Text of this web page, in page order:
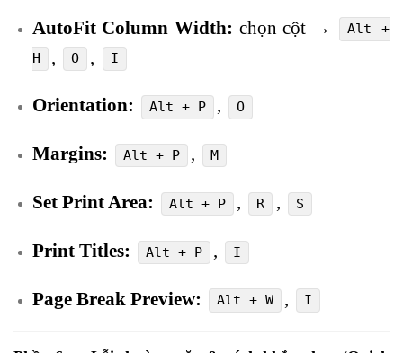
AutoFit Column Width: chọn cột →
Alt +
H
O I
Orientation: Alt + P , O
Margins: Alt + P , M
Set Print Area: Alt + P , R , S
Print Titles: Alt + P , I
Page Break Preview: Alt + W I